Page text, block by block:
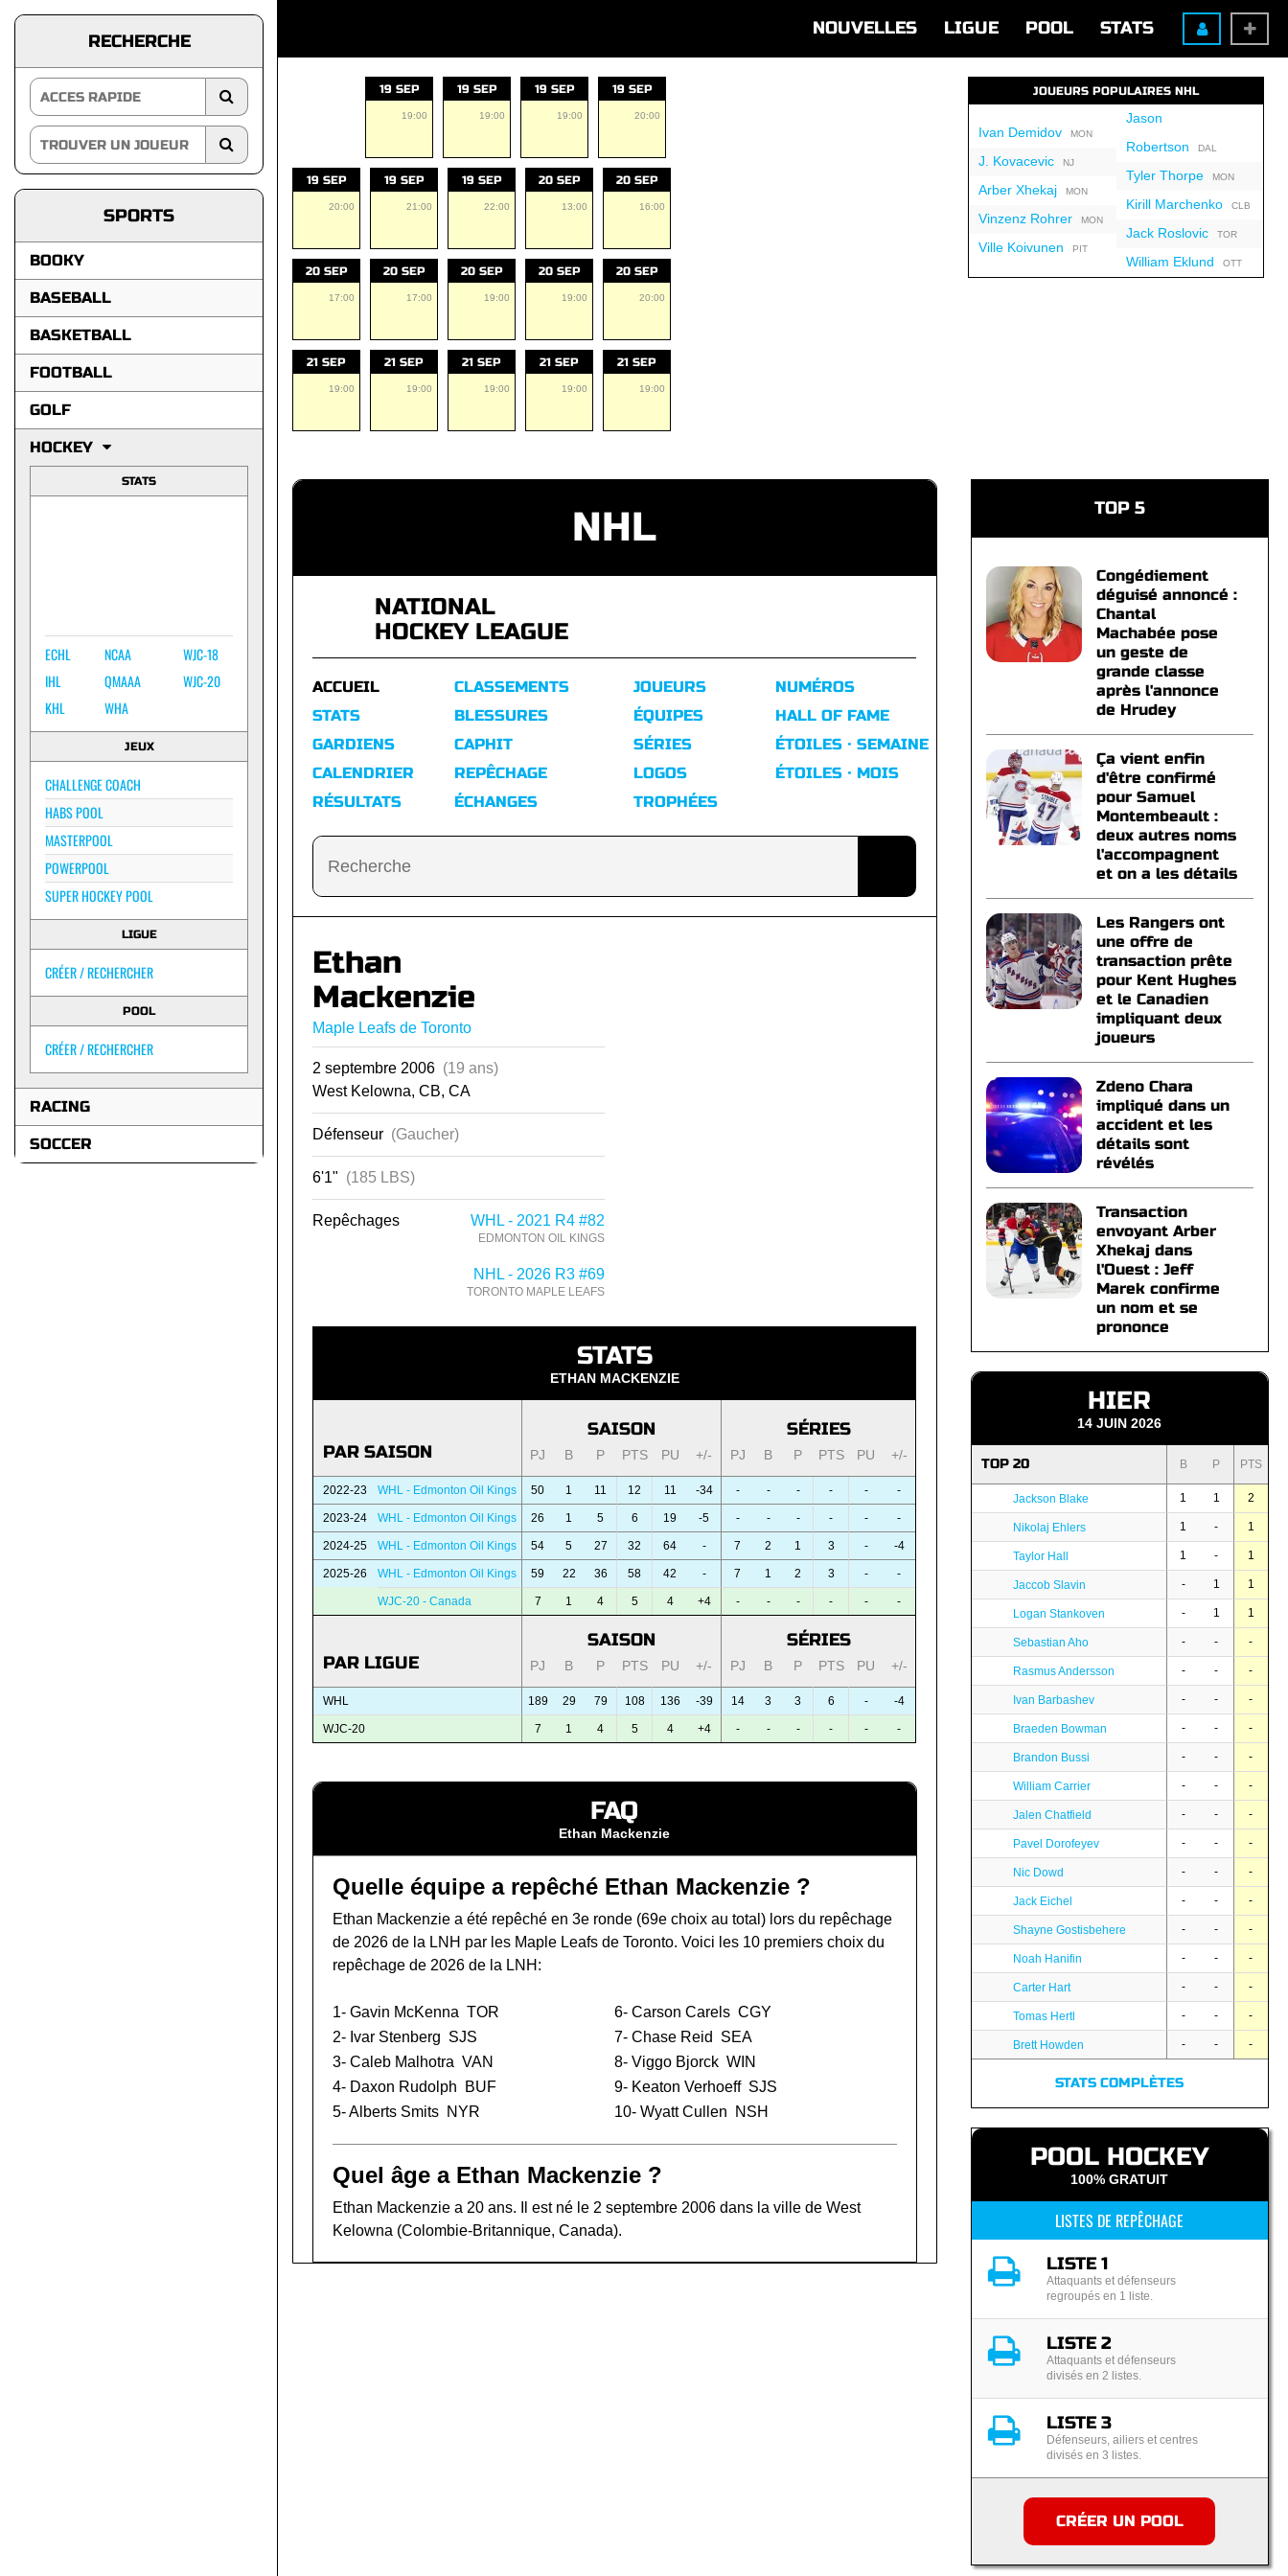
NOUVELLES LIGUE POOL STATS
RECHERCHE
SPORTS
BOOKY
BASEBALL
BASKETBALL
FOOTBALL
GOLF
HOCKEY
STATS
ECHL
IHL
KHL
NCAA
QMAAA
WHA
WJC-18
WJC-20
JEUX
CHALLENGE COACH
HABS POOL
MASTERPOOL
POWERPOOL
SUPER HOCKEY POOL
LIGUE
CRÉER / RECHERCHER
POOL
CRÉER / RECHERCHER
RACING
SOCCER
19 SEP
19:00
19 SEP
19:00
19 SEP
19:00
19 SEP
20:00
19 SEP
20:00
19 SEP
21:00
19 SEP
22:00
20 SEP
13:00
20 SEP
16:00
20 SEP
17:00
20 SEP
17:00
20 SEP
19:00
20 SEP
19:00
20 SEP
20:00
21 SEP
19:00
21 SEP
19:00
21 SEP
19:00
21 SEP
19:00
21 SEP
19:00
JOUEURS POPULAIRES NHL
Ivan DemidovMON
J. KovacevicNJ
Arber XhekajMON
Vinzenz RohrerMON
Ville Koivunen PIT
Jason
Robertson DAL
Tyler ThorpeMON
Kirill MarchenkoCLB
Jack RoslovicTOR
William Eklund OTT
NHL
NATIONAL
HOCKEY LEAGUE
ACCUEIL
STATS
GARDIENS
CALENDRIER
RÉSULTATS
CLASSEMENTS
BLESSURES
CAPHIT
REPÊCHAGE
ÉCHANGES
JOUEURS
ÉQUIPES
SÉRIES
LOGOS
TROPHÉES
NUMÉROS
HALL OF FAME
ÉTOILES · SEMAINE
ÉTOILES · MOIS
Ethan
Mackenzie
Maple Leafs de Toronto
2 septembre 2006 (19 ans)
West Kelowna, CB, CA
Défenseur (Gaucher)
6'1" (185 LBS)
Repêchages WHL - 2021 R4 #82
EDMONTON OIL KINGS
NHL - 2026 R3 #69
TORONTO MAPLE LEAFS
STATS
ETHAN MACKENZIE
PAR SAISON
SAISON SÉRIES
PJ B P PTS PU +/- PJ B P PTS PU +/-
2022-23 WHL - Edmonton Oil Kings 50 1 11 12 11 -34 - - - - - -
2023-24 WHL - Edmonton Oil Kings 26 1 5 6 19 -5 - - - - - -
2024-25 WHL - Edmonton Oil Kings 54 5 27 32 64 - 7 2 1 3 - -4
2025-26 WHL - Edmonton Oil Kings 59 22 36 58 42 - 7 1 2 3 - -
WJC-20 - Canada 7 1 4 5 4 +4 - - - - - -
PAR LIGUE
SAISON SÉRIES
PJ B P PTS PU +/- PJ B P PTS PU +/-
WHL 189 29 79 108 136 -39 14 3 3 6 - -4
WJC-20 7 1 4 5 4 +4 - - - - - -
FAQ
Ethan Mackenzie
Quelle équipe a repêché Ethan Mackenzie ?
Ethan Mackenzie a été repêché en 3e ronde (69e choix au total) lors du repêchage
de 2026 de la LNH par les Maple Leafs de Toronto. Voici les 10 premiers choix du
repêchage de 2026 de la LNH:
1- Gavin McKenna TOR
2- Ivar Stenberg SJS
3- Caleb Malhotra VAN
4- Daxon Rudolph
BUF
5-Alberts Smits NYR
6-Carson Carels CGY
7-Chase Reid
SEA
8-Viggo Bjorck WIN
9- Keaton Verhoeff SJS
10-Wyatt Cullen NSH
Quel âge a Ethan Mackenzie ?
Ethan Mackenzie a 20 ans. Il est né le 2 septembre 2006 dans la ville de West
Kelowna (Colombie-Britannique, Canada).
TOP 5
Congédiement
déguisé annoncé :
Chantal
Machabée pose
un geste de
grande classe
après l'annonce
de Hrudey
Ça vient enfin
d'être confirmé
pour Samuel
Montembeault :
deux autres noms
l'accompagnent
et on a les détails
Les Rangers ont
une offre de
transaction prête
pour Kent Hughes
et le Canadien
impliquant deux
joueurs
Zdeno Chara
impliqué dans un
accident et les
détails sont
révélés
Transaction
envoyant Arber
Xhekaj dans
l'Ouest : Jeff
Marek confirme
un nom et se
prononce
HIER
14 JUIN 2026
TOP 20 B P PTS
Jackson Blake 1 1 2
Nikolaj Ehlers 1 - 1
Taylor Hall 1 - 1
Jaccob Slavin - 1 1
Logan Stankoven - 1 1
Sebastian Aho - - -
Rasmus Andersson - - -
Ivan Barbashev - - -
Braeden Bowman - - -
Brandon Bussi - - -
William Carrier - - -
Jalen Chatfield - - -
Pavel Dorofeyev - - -
Nic Dowd - - -
Jack Eichel - - -
Shayne Gostisbehere - - -
Noah Hanifin - - -
Carter Hart - - -
Tomas Hertl - - -
Brett Howden - - -
STATS COMPLÈTES
POOL HOCKEY
100% GRATUIT
LISTES DE REPÊCHAGE
LISTE 1
Attaquants et défenseurs
regroupés en 1 liste.
LISTE 2
Attaquants et défenseurs
divisés en 2 listes.
LISTE 3
Défenseurs, ailiers et centres
divisés en 3 listes.
CRÉER UN POOL